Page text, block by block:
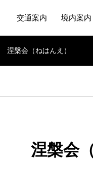
交通案内 境内案内
涅槃会（ねはんえ）
涅槃会